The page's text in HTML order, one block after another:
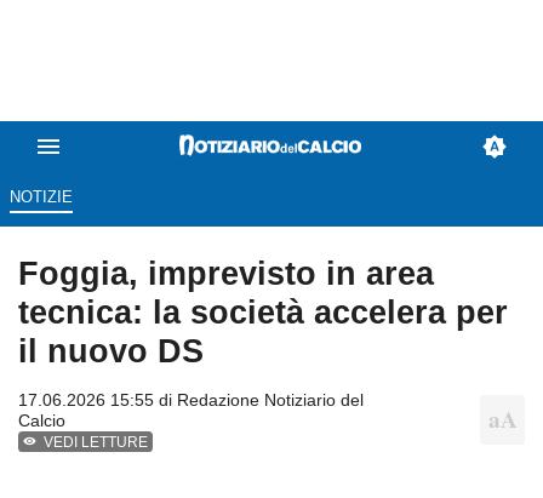
NOTIZIE
Foggia, imprevisto in area
tecnica: la società accelera per
il nuovo DS
17.06.2026 15:55 di Redazione Notiziario del
Calcio
VEDI LETTURE